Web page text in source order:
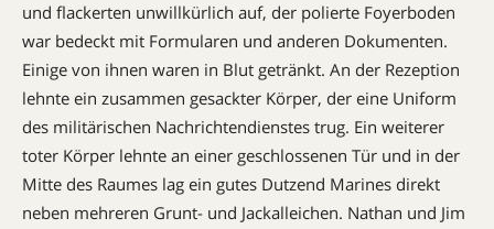
und flackerten unwillkürlich auf, der polierte Foyerboden
war bedeckt mit Formularen und anderen Dokumenten.
Einige von ihnen waren in Blut getränkt. An der Rezeption
lehnte ein zusammen gesackter Körper, der eine Uniform
des militärischen Nachrichtendienstes trug. Ein weiterer
toter Körper lehnte an einer geschlossenen Tür und in der
Mitte des Raumes lag ein gutes Dutzend Marines direkt
neben mehreren Grunt- und Jackalleichen. Nathan und Jim